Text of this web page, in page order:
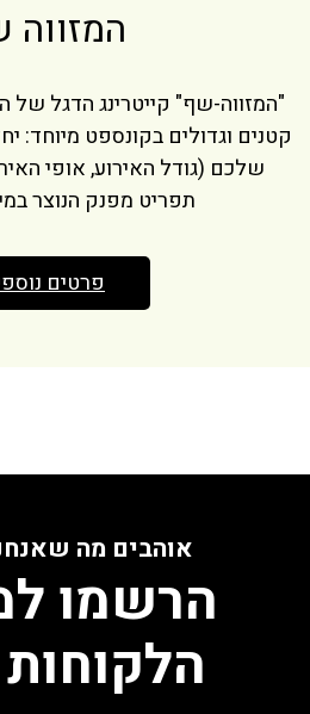
"המזווה-שף" קייטרינג הדגל של
קטנים וגדולים בקונספט מיוחד:
שלכם (גודל האירוע, אופי
תפריט מפנק הנוצר
פרטים
אוהבים מה
הרשמו